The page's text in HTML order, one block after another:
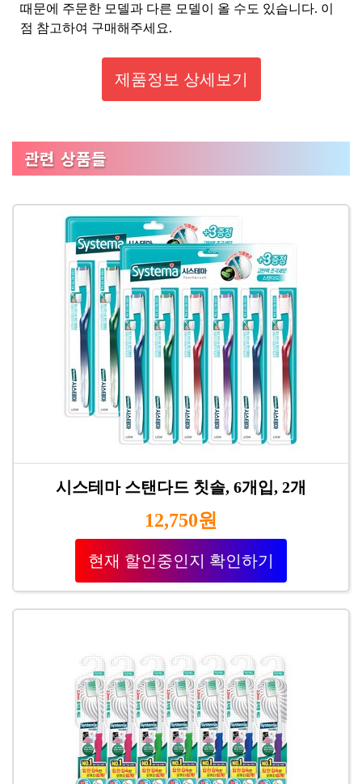
때문에 주문한 모델과 다른 모델이 올 수도 있습니다. 이
점 참고하여 구매해주세요.
제품정보 상세보기
관련 상품들
시스테마 스탠다드 칫솔, 6개입, 2개
12,750원
현재 할인중인지 확인하기